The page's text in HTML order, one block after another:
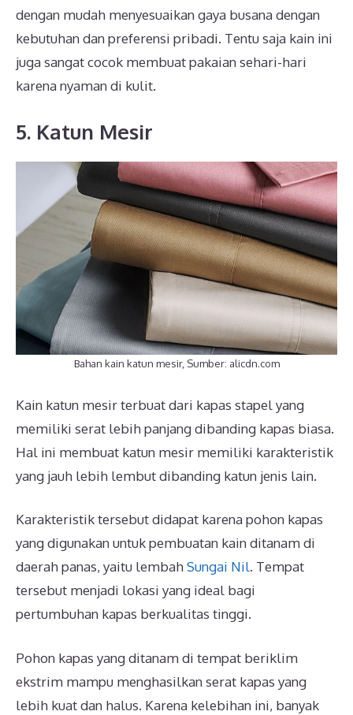
dengan mudah menyesuaikan gaya busana dengan
kebutuhan dan preferensi pribadi. Tentu saja kain ini
juga sangat cocok membuat pakaian sehari-hari
karena nyaman di kulit.
5. Katun Mesir
Bahan kain katun mesir, Sumber: alicdn.com
Kain katun mesir terbuat dari kapas stapel yang
memiliki serat lebih panjang dibanding kapas biasa.
Hal ini membuat katun mesir memiliki karakteristik
yang jauh lebih lembut dibanding katun jenis lain.
Karakteristik tersebut didapat karena pohon kapas
yang digunakan untuk pembuatan kain ditanam di
daerah panas, yaitu lembahSungai Nil. Tempat
tersebut menjadi lokasi yang ideal bagi
pertumbuhan kapas berkualitas tinggi.
Pohon kapas yang ditanam di tempat beriklim
ekstrim mampu menghasilkan serat kapas yang
lebih kuat dan halus. Karena kelebihan ini, banyak